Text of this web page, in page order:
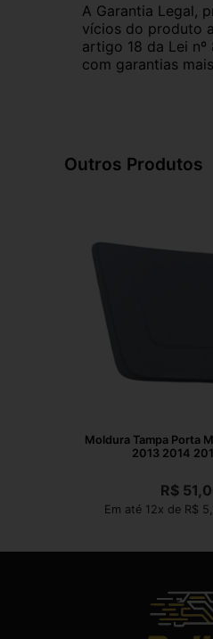
A Garantia Legal,
vícios do produto
artigo 18 da Lei
com garantias
Outros Produtos
Moldura Tampa Porta
2013 2014
R$
Em até 12x de R$